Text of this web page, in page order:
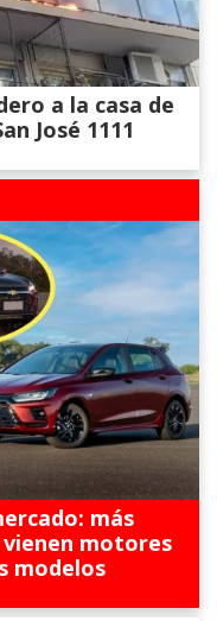
a la casa de
José 1111
más
vienen motores
modelos